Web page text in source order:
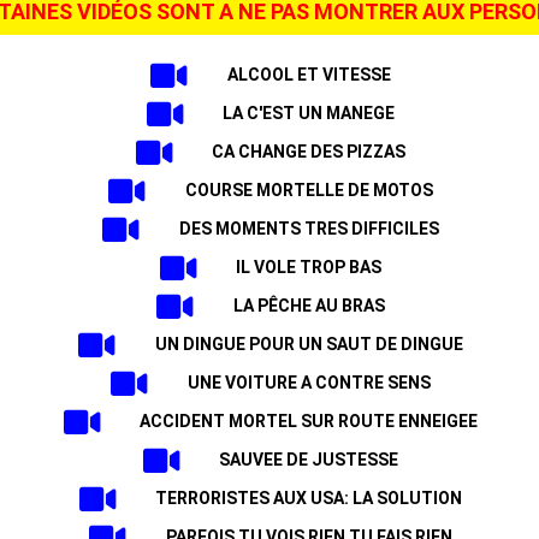
VIDÉOS SONT A NE PAS MONTRER AUX
ALCOOL ET VITESSE
LA C'EST UN MANEGE
CA CHANGE DES PIZZAS
COURSE MORTELLE DE MOTOS
DES MOMENTS TRES DIFFICILES
IL VOLE TROP BAS
LA PÊCHE AU BRAS
UN DINGUE POUR UN SAUT DE DINGUE
UNE VOITURE A CONTRE SENS
ACCIDENT MORTEL SUR ROUTE ENNEIGEE
SAUVEE DE JUSTESSE
TERRORISTES AUX USA: LA SOLUTION